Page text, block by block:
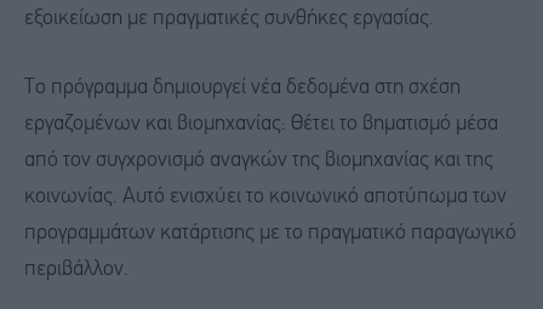
εξοικείωση με πραγματικές συνθήκες εργασίας.
Το πρόγραμμα δημιουργεί νέα δεδομένα στη σχέση
εργαζομένων και βιομηχανίας: Θέτει το βηματισμό μέσα
από τον συγχρονισμό αναγκών της βιομηχανίας και της
κοινωνίας. Αυτό ενισχύει το κοινωνικό αποτύπωμα των
προγραμμάτων κατάρτισης με το πραγματικό παραγωγικό
περιβάλλον.